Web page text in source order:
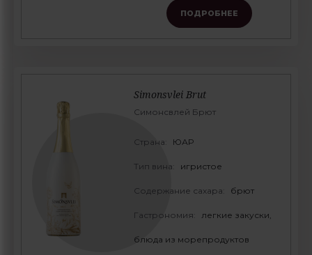
ПОДРОБНЕЕ
Simonsvlei Brut
Симонсвлей Брют
Страна: ЮАР
Тип вина: игристое
Содержание сахара: брют
Гастрономия: легкие закуски,
блюда из морепродуктов